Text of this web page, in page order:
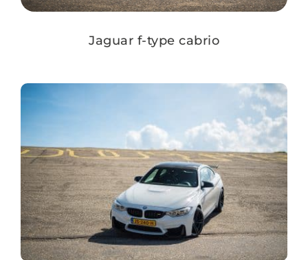
Jaguar f-type cabrio